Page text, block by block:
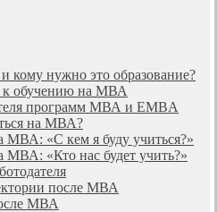
кому нужно это образование?
к обучению на МВА
программ МВА и EMBA
на МВА?
МВА: «С кем я буду учиться?»
МВА: «Кто нас будет учить?»
после МВА
МВА